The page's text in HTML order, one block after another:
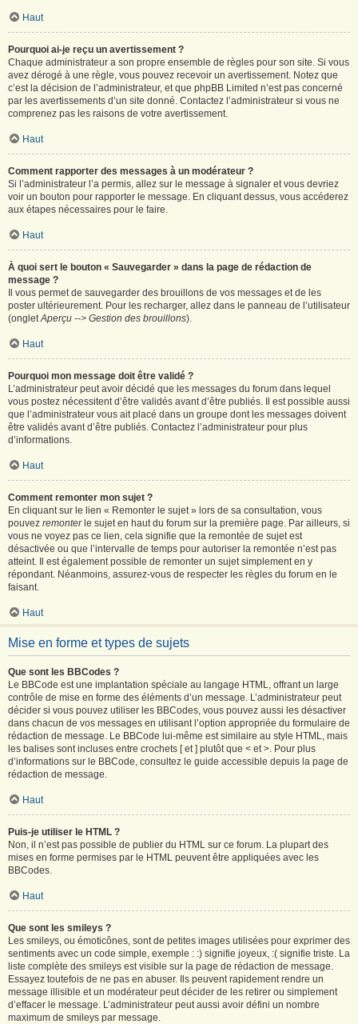
Haut
Pourquoi ai-je reçu un avertissement ?
Chaque administrateur a son propre ensemble de règles pour son site. Si vous
avez dérogé à une règle, vous pouvez recevoir un avertissement. Notez que
c’est la décision de l’administrateur, et que phpBB Limited n’est pas concerné
par les avertissements d’un site donné. Contactez l’administrateur si vous ne
comprenez pas les raisons de votre avertissement.
Haut
Comment rapporter des messages à un modérateur ?
Si l’administrateur l’a permis, allez sur le message à signaler et vous devriez
voir un bouton pour rapporter le message. En cliquant dessus, vous accéderez
aux étapes nécessaires pour le faire.
Haut
À quoi sert le bouton « Sauvegarder » dans la page de rédaction de
message ?
Il vous permet de sauvegarder des brouillons de vos messages et de les
poster ultérieurement. Pour les recharger, allez dans le panneau de l’utilisateur
(ongletAperçu --> Gestion des brouillons).
Haut
Pourquoi mon message doit être validé ?
L’administrateur peut avoir décidé que les messages du forum dans lequel
vous postez nécessitent d’être validés avant d’être publiés. Il est possible aussi
que l’administrateur vous ait placé dans un groupe dont les messages doivent
être validés avant d’être publiés. Contactez l’administrateur pour plus
d’informations.
Haut
Comment remonter mon sujet ?
En cliquant sur le lien « Remonter le sujet » lors de sa consultation, vous
pouvez remonterle sujet en haut du forum sur la première page. Par ailleurs, si
vous ne voyez pas ce lien, cela signifie que la remontée de sujet est
désactivée ou que l’intervalle de temps pour autoriser la remontée n’est pas
atteint. Il est également possible de remonter un sujet simplement en y
répondant. Néanmoins, assurez-vous de respecter les règles du forum en le
faisant.
Haut
Mise en forme et types de sujets
Que sont les BBCodes ?
Le BBCode est une implantation spéciale au langage HTML, offrant un large
contrôle de mise en forme des éléments d’un message. L’administrateur peut
décider si vous pouvez utiliser les BBCodes, vous pouvez aussi les désactiver
dans chacun de vos messages en utilisant l’option appropriée du formulaire de
rédaction de message. Le BBCode lui-même est similaire au style HTML, mais
les balises sont incluses entre crochets [ et ] plutôt que < et >. Pour plus
d’informations sur le BBCode, consultez le guide accessible depuis la page de
rédaction de message.
Haut
Puis-je utiliser le HTML ?
Non, il n’est pas possible de publier du HTML sur ce forum. La plupart des
mises en forme permises par le HTML peuvent être appliquées avec les
BBCodes.
Haut
Que sont les smileys ?
Les smileys, ou émoticônes, sont de petites images utilisées pour exprimer des
sentiments avec un code simple, exemple : :) signifie joyeux, :( signifie triste. La
liste complète des smileys est visible sur la page de rédaction de message.
Essayez toutefois de ne pas en abuser. Ils peuvent rapidement rendre un
message illisible et un modérateur peut décider de les retirer ou simplement
d’effacer le message. L’administrateur peut aussi avoir défini un nombre
maximum de smileys par message.